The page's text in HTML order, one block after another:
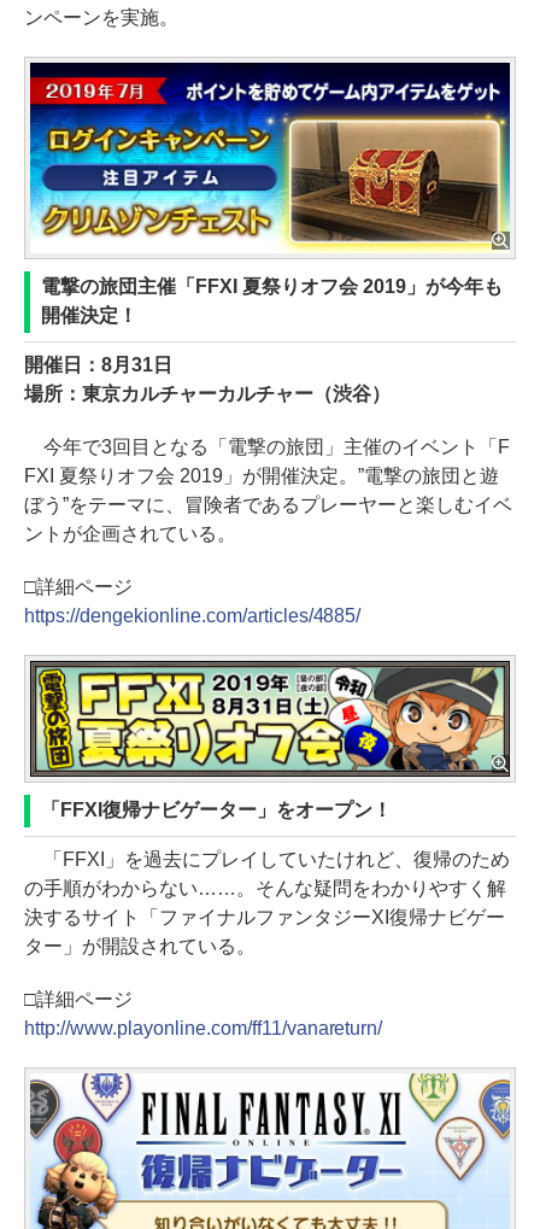
ンペーンを実施。
電撃の旅団主催「FFXI 夏祭りオフ会 2019」が今年も
開催決定！
開催日：8月31日
場所：東京カルチャーカルチャー（渋谷）
今年で3回目となる「電撃の旅団」主催のイベント「F
FXI 夏祭りオフ会 2019」が開催決定。”電撃の旅団と遊
ぼう”をテーマに、冒険者であるプレーヤーと楽しむイベ
ントが企画されている。
□詳細ページ
https://dengekionline.com/articles/4885/
「FFXI復帰ナビゲーター」をオープン！
「FFXI」を過去にプレイしていたけれど、復帰のため
の手順がわからない……。そんな疑問をわかりやすく解
決するサイト「ファイナルファンタジーXI復帰ナビゲー
ター」が開設されている。
□詳細ページ
http://www.playonline.com/ff11/vanareturn/